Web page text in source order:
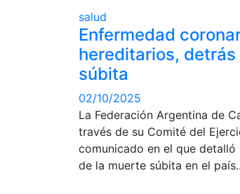
salud
Enfermedad
hereditarios,
súbita
02/10/2025
La Federación Argentina de
través de su Comité del
comunicado en el que detalló
de la muerte súbita en el